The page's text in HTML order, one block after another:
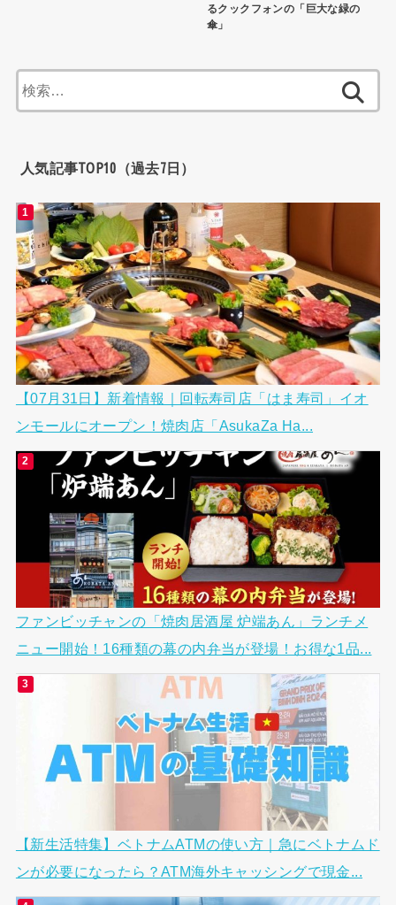
るクックフォンの「巨大な緑の
傘」
索:
人気記事TOP10（過去7日）
【07月31日】新着情報｜回転寿司店「はま寿司」イオ
ンモールにオープン！焼肉店「AsukaZa Ha...
ファンビッチャンの「焼肉居酒屋 炉端あん」ランチメ
ニュー開始！16種類の幕の内弁当が登場！お得な1品...
【新生活特集】ベトナムATMの使い方｜急にベトナムド
ンが必要になったら？ATM海外キャッシングで現金...